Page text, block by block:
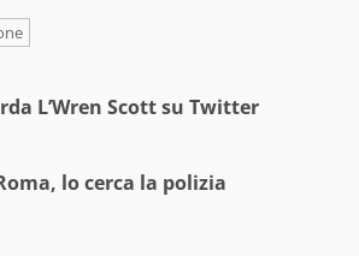
L’Wren Scott su Twitter
lo cerca la polizia